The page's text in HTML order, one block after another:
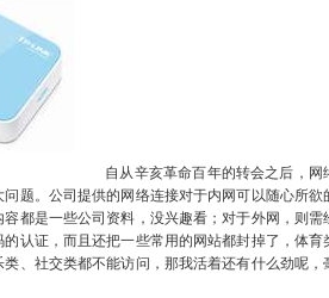
自从辛亥革命百年的转会之后，网
问题。公司提供的网络连接对于内网可以随心所欲
容都是一些公司资料，没兴趣看；对于外网，则需
的认证，而且还把一些常用的网站都封掉了，体育
类、社交类都不能访问，那我活着还有什么劲呢，